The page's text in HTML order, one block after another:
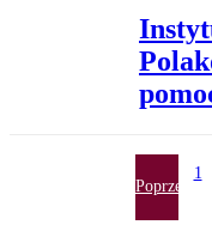
Poprzednia
1